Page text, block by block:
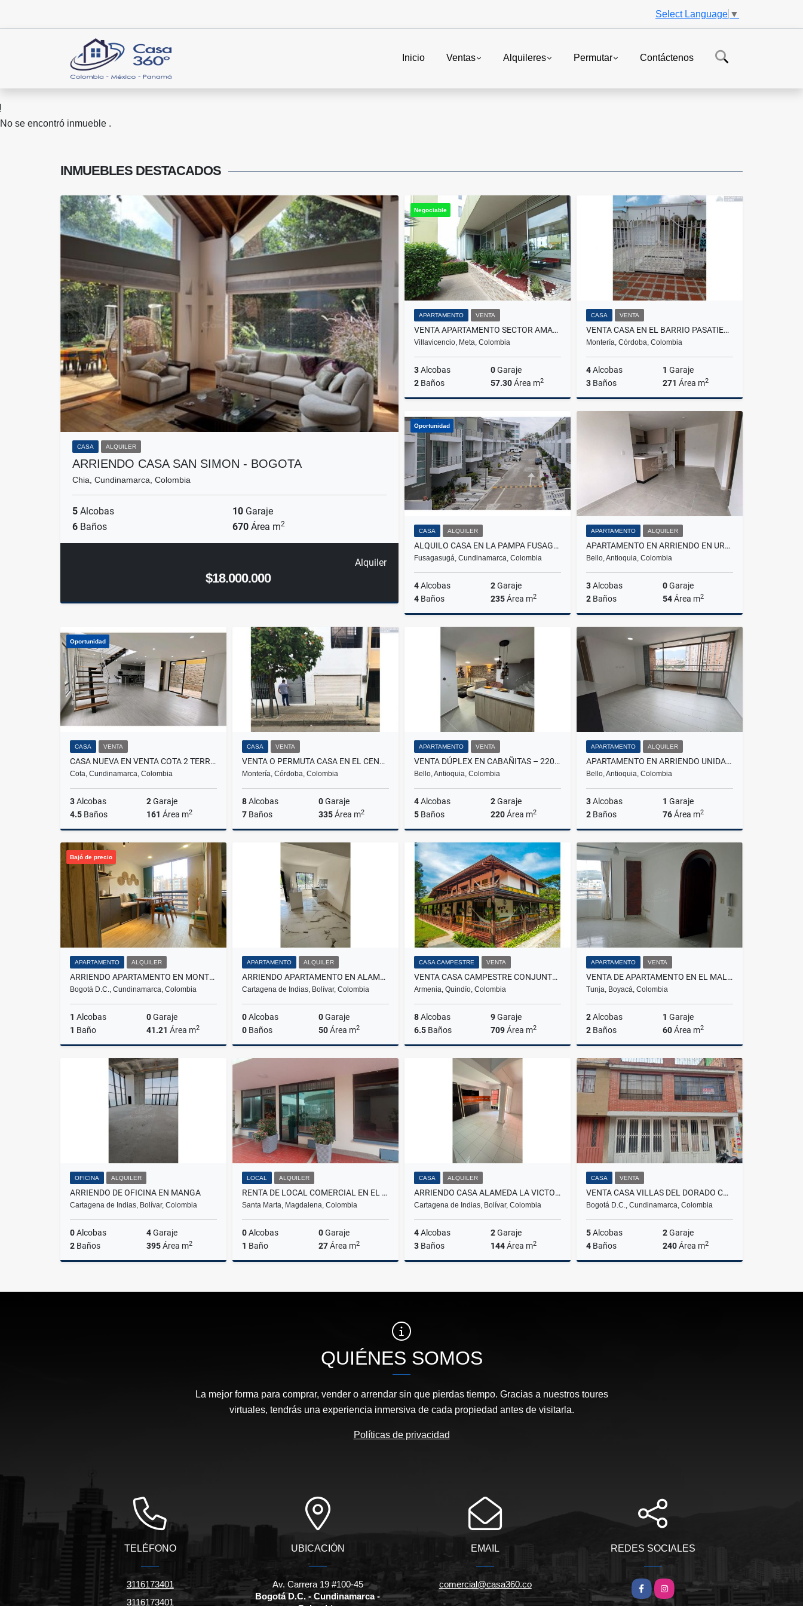
Select Language ▼
Inicio Ventas Alquileres Permutar Contáctenos
No se encontró inmueble .
INMUEBLES DESTACADOS
CASA ALQUILER
ARRIENDO CASA SAN SIMON - BOGOTA
Chia, Cundinamarca, Colombia
5 Alcobas 10 Garaje
6 Baños 670 Área m2
Alquiler
$18.000.000
Negociable
APARTAMENTO VENTA
VENTA APARTAMENTO SECTOR AMARILO VILLAVICENCIO
Villavicencio, Meta, Colombia
3Alcobas 0Garaje
2 Baños 57.30Área m2
Venta
$215.000.000
CASA VENTA
VENTA CASA EN EL BARRIO PASATIEMPO MONTERIA CORDOBA COLOMBIA
Montería, Córdoba, Colombia
4Alcobas 1 Garaje
3 Baños 271 Área m2
$450.000.000
Oportunidad
CASA ALQUILER
ALQUILO CASA EN LA PAMPA FUSAGASUGA
Fusagasugá, Cundinamarca, Colombia
4Alcobas 2Garaje
4 Baños 235Área m2
$3.000.000
APARTAMENTO ALQUILER
APARTAMENTO EN ARRIENDO EN URBANIZACIÓN SENDERO SILVESTRE
Bello, Antioquia, Colombia
3Alcobas 0Garaje
2 Baños 54Área m2
Alquiler
$1.700.000
Oportunidad
CASA VENTA
CASA NUEVA EN VENTA COTA 2 TERRAZAS
Cota, Cundinamarca, Colombia
3Alcobas 2Garaje
4.5 Baños 161 Área m2
Venta
$650.000.000
CASA VENTA
VENTA O PERMUTA CASA EN EL CENTRO DE MONTERÍA CÓRDOBA COLOMBIA
Montería, Córdoba, Colombia
8Alcobas 0Garaje
7 Baños 335Área m2
$850.000.000
APARTAMENTO VENTA
VENTA DÚPLEX EN CABAÑITAS – 220 M² ¡OPORTUNIDAD ÚNICA!
Bello, Antioquia, Colombia
4Alcobas 2Garaje
5 Baños 220Área m2
Venta
$700.000.000
APARTAMENTO ALQUILER
APARTAMENTO EN ARRIENDO UNIDAD DISTRITO PLAZA, BELLO
Bello, Antioquia, Colombia
3Alcobas 1 Garaje
2 Baños 76Área m2
Alquiler
$2.800.000
Bajó de precio
APARTAMENTO ALQUILER
ARRIENDO APARTAMENTO EN MONTEVIDEO SALITRE FONTIBON BOGOTÁ
Bogotá D.C., Cundinamarca, Colombia
1 Alcobas 0Garaje
1 Baño 41.21 Área m2
$1.900.000
APARTAMENTO ALQUILER
ARRIENDO APARTAMENTO EN ALAMEDA LA VICTORIA
Cartagena de Indias, Bolívar, Colombia
0Alcobas 0Garaje
0 Baños 50Área m2
$1.100.000
CASA CAMPESTRE VENTA
VENTA CASA CAMPESTRE CONJUNTO RANCHO SOLEDAD MONTENEGRO
Armenia, Quindío, Colombia
8Alcobas 9Garaje
6.5 Baños 709Área m2
$2.100.000.000
APARTAMENTO VENTA
VENTA DE APARTAMENTO EN EL MALDONADO TUNJA
Tunja, Boyacá, Colombia
2Alcobas 1 Garaje
2 Baños 60Área m2
Venta
$245.000.000
OFICINA ALQUILER
ARRIENDO DE OFICINA EN MANGA
Cartagena de Indias, Bolívar, Colombia
0Alcobas 4Garaje
2 Baños 395Área m2
$47.400.000
LOCAL ALQUILER
RENTA DE LOCAL COMERCIAL EN EL CENTRO DEL RODADERO - E.C.
Santa Marta, Magdalena, Colombia
0Alcobas 0Garaje
1 Baño 27Área m2
$1.500.000
CASA ALQUILER
ARRIENDO CASA ALAMEDA LA VICTORIA
Cartagena de Indias, Bolívar, Colombia
4Alcobas 2Garaje
3 Baños 144Área m2
$2.900.000
CASA VENTA
VENTA CASA VILLAS DEL DORADO CON 2 PARQUEADEROS TERRAZA - ENGATIVA
Bogotá D.C., Cundinamarca, Colombia
5Alcobas 2Garaje
4 Baños 240Área m2
$600.000.000
QUIÉNES SOMOS
La mejor forma para comprar, vender o arrendar sin que pierdas tiempo. Gracias a nuestros toures
virtuales, tendrás una experiencia inmersiva de cada propiedad antes de visitarla.
Políticas de privacidad
TELÉFONO
3116173401
3116173401
UBICACIÓN
Av. Carrera 19 #100-45
Bogotá D.C. - Cundinamarca -
EMAIL
comercial@casa360.co
REDES SOCIALES
FacebookInstagram